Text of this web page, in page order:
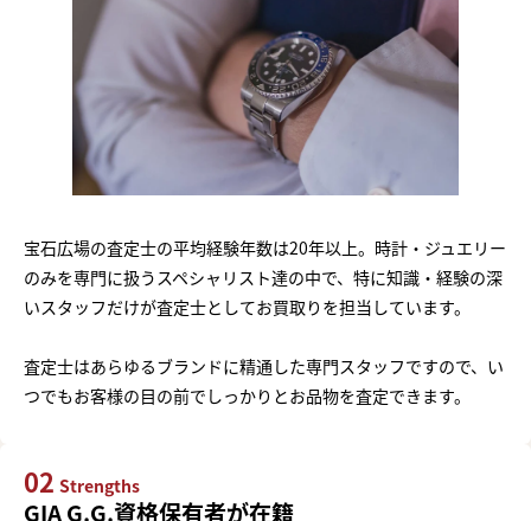
宝石広場の査定士の平均経験年数は20年以上。時計・ジュエリー
のみを専門に扱うスペシャリスト達の中で、特に知識・経験の深
いスタッフだけが査定士としてお買取りを担当しています。
査定士はあらゆるブランドに精通した専門スタッフですので、い
つでもお客様の目の前でしっかりとお品物を査定できます。
02 Strengths
GIA G.G.資格保有者が在籍